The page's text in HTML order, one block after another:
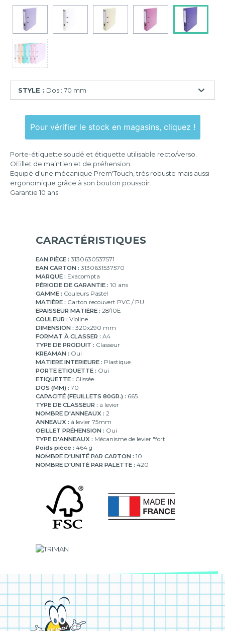
STYLE : Dos : 70 mm
mm
Dos
:
70
mm
Pour vérifier le stock en magasins, cliquez !
Porte-étiquette soudé et étiquette utilisable recto/verso.
OEillet de maintien et de préhension.
Equipé d'une mécanique Prem'Touch, très robuste mais aussi
ergonomique grâce à son bouton poussoir.
Garantie 10 ans.
CARACTÉRISTIQUES
EAN PIÈCE : 3130630537571
EAN CARTON : 3130631537570
MARQUE : Exacompta
PÉRIODE DE GARANTIE : 10 ans
GAMME : Couleurs Pastel
MATIÈRE : Carton recouvert PVC / PU
EPAISSEUR MATIÈRE : 28/10E
COULEUR : Violine
DIMENSION : 320x290 mm
FORMAT À CLASSER : A4
TYPE DE PRODUIT : Classeur
KREAMAN : Oui
MATIERE INTERIEURE : Plastique
PORTE ETIQUETTE : Oui
ETIQUETTE : Glissée
DOS (MM) : 70
CAPACITÉ (FEUILLETS 80GR.) : 665
TYPE DE CLASSEUR : à levier
NOMBRE D'ANNEAUX : 2
ANNEAUX : à levier 75mm
OEILLET PRÉHENSION : Oui
TYPE D'ANNEAUX : Mécanisme de levier "fort"
Poids pièce : 464 g
NOMBRE D'UNITÉ PAR CARTON : 10
NOMBRE D'UNITÉ PAR PALETTE : 420